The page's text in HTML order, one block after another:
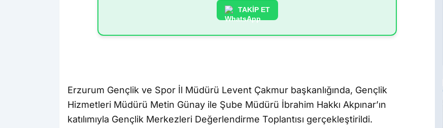
TAKİP ET
Erzurum Gençlik ve Spor İl Müdürü Levent Çakmur başkanlığında, Gençlik
Hizmetleri Müdürü Metin Günay ile Şube Müdürü İbrahim Hakkı Akpınar’ın
katılımıyla Gençlik Merkezleri Değerlendirme Toplantısı gerçekleştirildi.